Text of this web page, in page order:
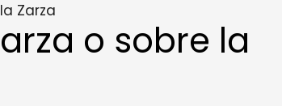
Zarza
o sobre la